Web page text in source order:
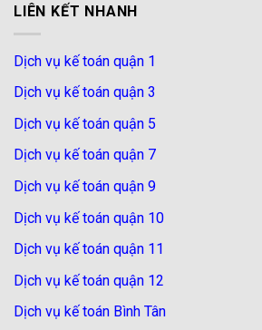
LIÊN KẾT NHANH
Dịch vụ kế toán quận 1
Dịch vụ kế toán quận 3
Dịch vụ kế toán quận 5
Dịch vụ kế toán quận 7
Dịch vụ kế toán quận 9
Dịch vụ kế toán quận 10
Dịch vụ kế toán quận 11
Dịch vụ kế toán quận 12
Dịch vụ kế toán Bình Tân